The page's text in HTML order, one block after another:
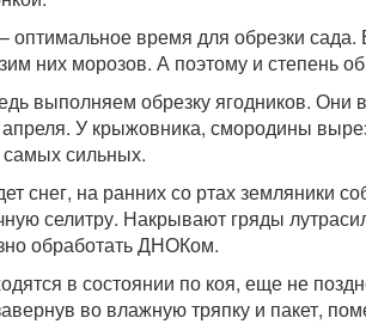
оптимальное время для обрезки сада.
них морозов. А поэтому и степень
выполняем обрезку ягодников. Они
У крыжовника, смородины
сильных.
снег, на ранних со ртах земляники
селитру. Накрывают гряды
обработать ДНОКом.
в состоянии по коя, еще не
во влажную тряпку и пакет,